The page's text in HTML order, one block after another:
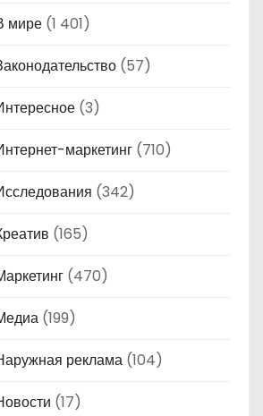
мире (1 401)
(57)
(3)
маркетинг (710)
(342)
(165)
(470)
(199)
реклама (104)
(17)